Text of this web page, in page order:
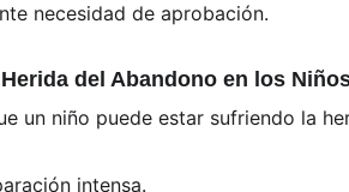
necesidad de aprobación.
del Abandono en los
un niño puede estar sufriendo la
intensa.